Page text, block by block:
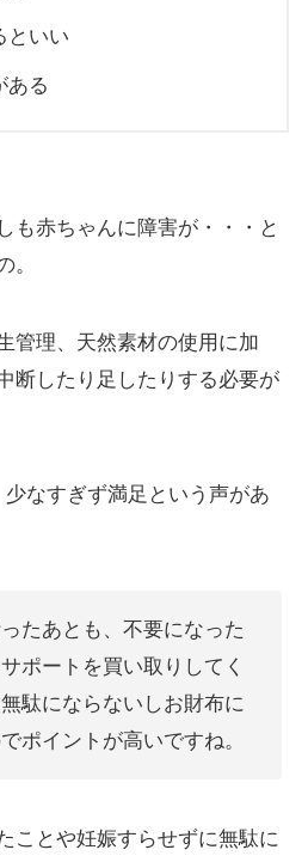
といい
ある
も赤ちゃんに障害が・・・と
。
管理、天然素材の使用に加
断したり足したりする必要が
なすぎず満足という声があ
たあとも、不要になった
ポートを買い取りしてく
駄にならないしお財布に
ポイントが高いですね。
ことや妊娠すらせずに無駄に